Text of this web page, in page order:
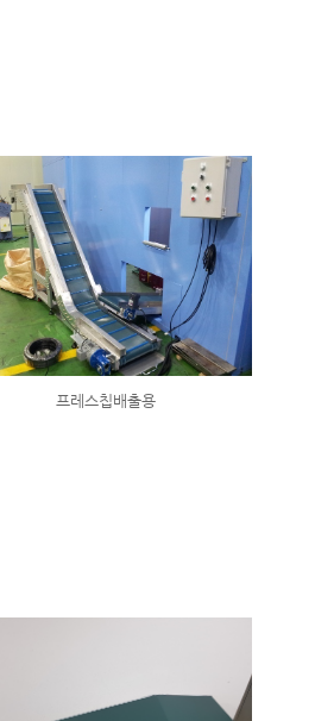
프레스칩배출용